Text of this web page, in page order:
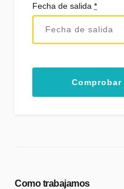
Fecha de salida *
Como trabajamos